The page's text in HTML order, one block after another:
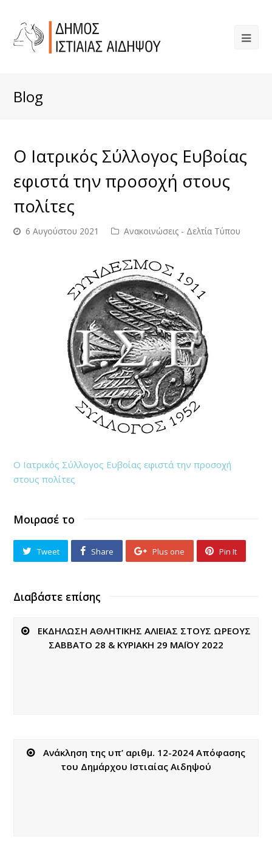
Blog
Ο Ιατρικός Σύλλογος Ευβοίας
εφιστά την προσοχή στους
πολίτες
6 Αυγούστου 2021 Ανακοινώσεις - Δελτία Τύπου
Ο Ιατρικός Σύλλογος Ευβοίας εφιστά την προσοχή
στους πολίτες
Μοιρασέ το
Tweet Share Plus one Pin It
Διαβάστε επίσης
ΕΚΔΗΛΩΣΗ ΑΘΛΗΤΙΚΗΣ ΑΛΙΕΙΑΣ ΣΤΟΥΣ ΩΡΕΟΥΣ
ΣΑΒΒΑΤΟ 28 & ΚΥΡΙΑΚΗ 29 ΜΑΪΟΥ 2022
Ανάκληση της υπ’ αριθμ. 12-2024 Απόφασης
του Δημάρχου Ιστιαίας Αιδηψού